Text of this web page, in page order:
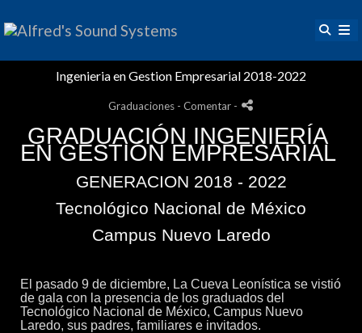
Ingenieria en Gestion Empresarial 2018-2022
Graduaciones - Comentar -
GRADUACIÓN INGENIERÍA
EN GESTIÓN EMPRESARIAL
GENERACION 2018 - 2022
Tecnológico Nacional de México
Campus Nuevo Laredo
El pasado 9 de diciembre, La Cueva Leonística se vistió
de gala con la presencia de los graduados del
Tecnológico Nacional de México, Campus Nuevo
Laredo, sus padres, familiares e invitados.